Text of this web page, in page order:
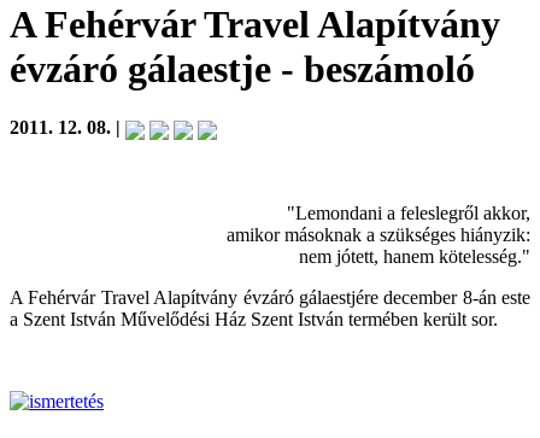
A Fehérvár Travel Alapítvány
évzáró gálaestje - beszámoló
2011. 12. 08. |
"Lemondani a feleslegről akkor,
amikor másoknak a szükséges hiányzik:
nem jótett, hanem kötelesség."
A Fehérvár Travel Alapítvány évzáró gálaestjére december 8-án este
a Szent István Művelődési Ház Szent István termében került sor.